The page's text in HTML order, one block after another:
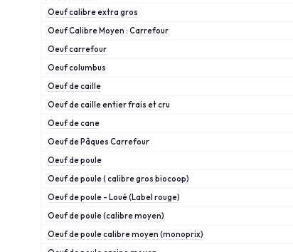
Oeuf calibre extra gros
Oeuf Calibre Moyen : Carrefour
Oeuf carrefour
Oeuf columbus
Oeuf de caille
Oeuf de caille entier frais et cru
Oeuf de cane
Oeuf de Pâques Carrefour
Oeuf de poule
Oeuf de poule ( calibre gros biocoop)
Oeuf de poule - Loué (Label rouge)
Oeuf de poule (calibre moyen)
Oeuf de poule calibre moyen (monoprix)